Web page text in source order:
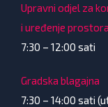
Upravni odjel za
i uređenje prostora
7:30 – 12:00 sati
Gradska blagajna
7:30 – 14:00 sati